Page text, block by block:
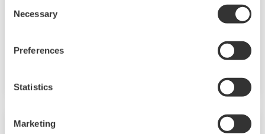
Selection
Necessary
Preferences
Statistics
Marketing
bietet zusätzlich eine Ladder-Sequenzfunktion.
mit bis zu 4 Mustern und 40 Segmenten. Er